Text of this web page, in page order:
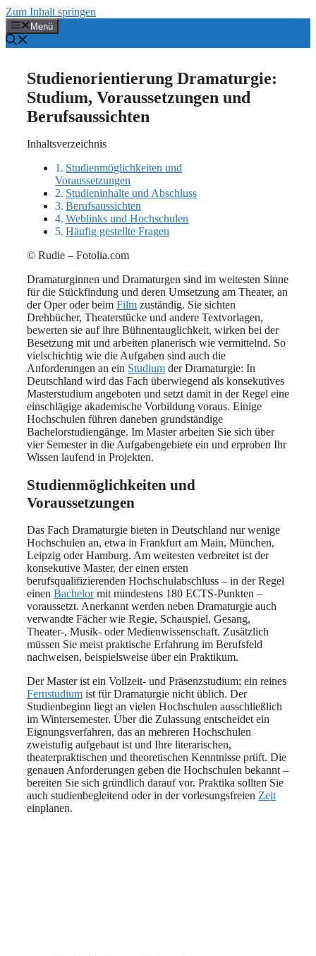
Zum Inhalt springen
Menü
Studienorientierung Dramaturgie:
Studium, Voraussetzungen und
Berufsaussichten
Inhaltsverzeichnis
Studienmöglichkeiten und
Voraussetzungen
Studieninhalte und Abschluss
Berufsaussichten
Weblinks und Hochschulen
Häufig gestellte Fragen
© Rudie – Fotolia.com
Dramaturginnen und Dramaturgen sind im weitesten Sinne
für die Stückfindung und deren Umsetzung am Theater, an
der Oper oder beim Film zuständig. Sie sichten
Drehbücher, Theaterstücke und andere Textvorlagen,
bewerten sie auf ihre Bühnentauglichkeit, wirken bei der
Besetzung mit und arbeiten planerisch wie vermittelnd. So
vielschichtig wie die Aufgaben sind auch die
Anforderungen an ein Studium der Dramaturgie: In
Deutschland wird das Fach überwiegend als konsekutives
Masterstudium angeboten und setzt damit in der Regel eine
einschlägige akademische Vorbildung voraus. Einige
Hochschulen führen daneben grundständige
Bachelorstudiengänge. Im Master arbeiten Sie sich über
vier Semester in die Aufgabengebiete ein und erproben Ihr
Wissen laufend in Projekten.
Studienmöglichkeiten und
Voraussetzungen
Das Fach Dramaturgie bieten in Deutschland nur wenige
Hochschulen an, etwa in Frankfurt am Main, München,
Leipzig oder Hamburg. Am weitesten verbreitet ist der
konsekutive Master, der einen ersten
berufsqualifizierenden Hochschulabschluss – in der Regel
einen Bachelormit mindestens 180 ECTS-Punkten –
voraussetzt. Anerkannt werden neben Dramaturgie auch
verwandte Fächer wie Regie, Schauspiel, Gesang,
Theater-, Musik- oder Medienwissenschaft. Zusätzlich
müssen Sie meist praktische Erfahrung im Berufsfeld
nachweisen, beispielsweise über ein Praktikum.
Der Master ist ein Vollzeit- und Präsenzstudium; ein reines
Fernstudium ist für Dramaturgie nicht üblich. Der
Studienbeginn liegt an vielen Hochschulen ausschließlich
im Wintersemester. Über die Zulassung entscheidet ein
Eignungsverfahren, das an mehreren Hochschulen
zweistufig aufgebaut ist und Ihre literarischen,
theaterpraktischen und theoretischen Kenntnisse prüft. Die
genauen Anforderungen geben die Hochschulen bekannt –
bereiten Sie sich gründlich darauf vor. Praktika sollten Sie
auch studienbegleitend oder in der vorlesungsfreien Zeit
einplanen.